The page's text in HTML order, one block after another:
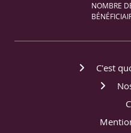
NOMBRE
C'est